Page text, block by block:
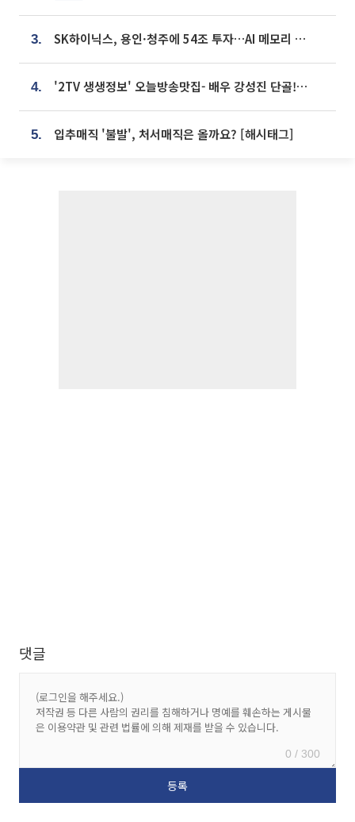
3. SK하이닉스, 용인·청주에 54조 투자…AI 메모리 생산기지 키운다
4. '2TV 생생정보' 오늘방송맛집- 배우 강성진 단골! 쌀국수ㆍ푸팟퐁 커리 맛집 '블○○○'
5. 입추매직 '불발', 처서매직은 올까요? [해시태그]
댓글
0 / 300